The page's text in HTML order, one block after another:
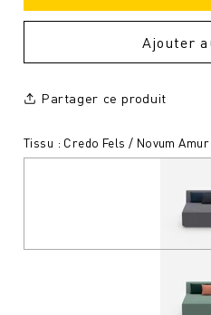
Ajouter
Partager ce produit
Tissu : Credo Fels / Novum